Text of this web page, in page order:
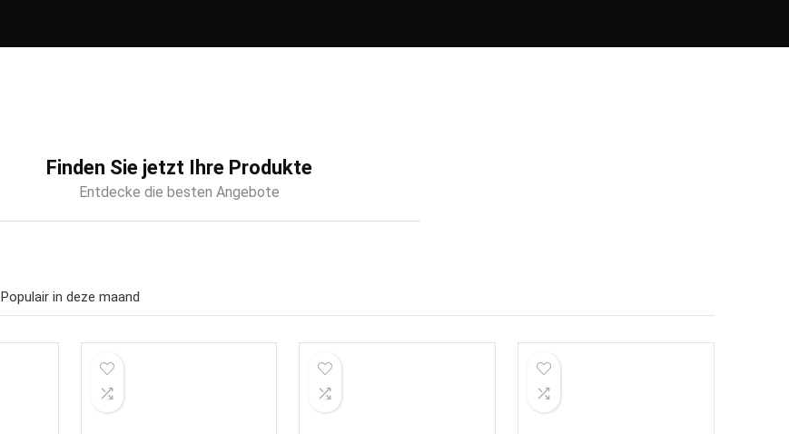
Finden Sie jetzt Ihre Produkte
Entdecke die besten Angebote
Populair in deze maand